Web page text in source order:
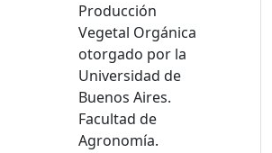
Producción
Vegetal Orgánica
otorgado por la
Universidad de
Buenos Aires.
Facultad de
Agronomía.